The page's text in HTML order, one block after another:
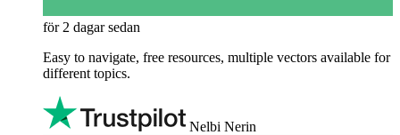
för 2 dagar sedan
Easy to navigate, free resources, multiple vectors available for
different topics.
Nelbi Nerin